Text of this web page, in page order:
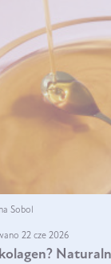
Sobol
22 cze 2026